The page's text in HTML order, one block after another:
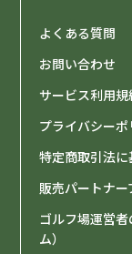
よくある質問
お問い合わせ
サービス利用規
プライバシーポ
特定商取引法
販売パートナー
ゴルフ場運営
ム）